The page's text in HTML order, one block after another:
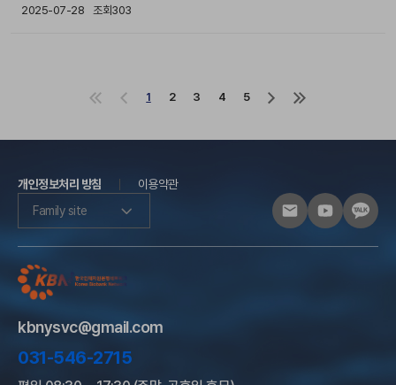
2025-07-28 조회303
1 2 3 4
5
개인정보처리 방침
이용약관
Family site
kbnysvc@gmail.com
031-546-2715